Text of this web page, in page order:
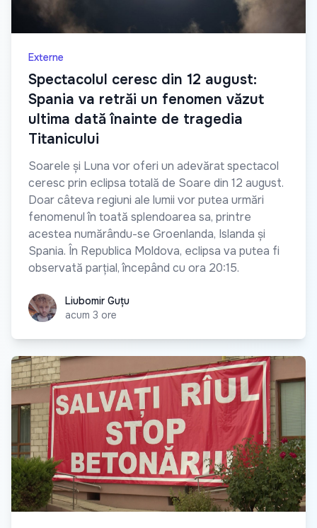
Externe
Spectacolul ceresc din 12 august:
Spania va retrăi un fenomen văzut
ultima dată înainte de tragedia
Titanicului
Soarele și Luna vor oferi un adevărat spectacol
ceresc prin eclipsa totală de Soare din 12 august.
Doar câteva regiuni ale lumii vor putea urmări
fenomenul în toată splendoarea sa, printre
acestea numărându-se Groenlanda, Islanda și
Spania. În Republica Moldova, eclipsa va putea fi
observată parțial, începând cu ora 20:15.
Liubomir Guțu
Liubomir Guțu
acum 3 ore